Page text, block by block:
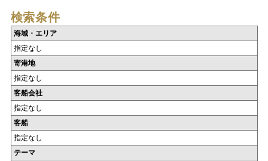
検索条件
海域・エリア
指定なし
寄港地
指定なし
客船会社
指定なし
客船
指定なし
テーマ